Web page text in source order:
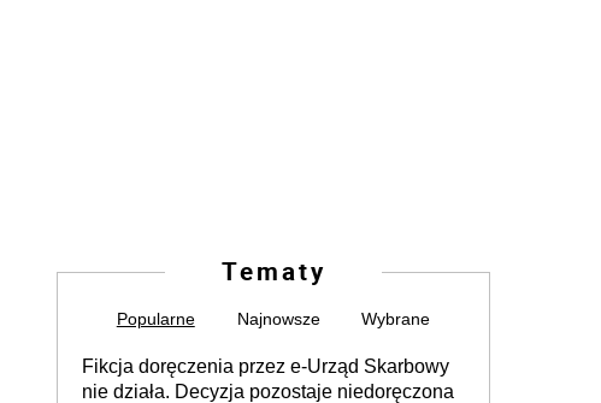
Tematy
Popularne Najnowsze Wybrane
Fikcja doręczenia przez e-Urząd Skarbowy
nie działa. Decyzja pozostaje niedoręczona